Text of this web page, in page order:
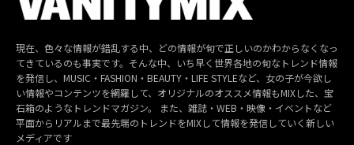
現在、色々な情報が錯乱する中、どの情報が旬で正しいのかわからなくなっ
てきているのも事実です。そんな中、いち早く世界各地の旬なトレンド情報
を発信し、MUSIC・FASHION・BEAUTY・LIFE STYLEなど、女の子が今欲し
い情報やコンテンツを網羅して、オリジナルのオススメ情報もMIXした、宝
石箱のようなトレンドマガジン。 また、雑誌・WEB・映像・イベントなど
平面からリアルまで最先端のトレンドをMIXして情報を発信していく新しい
メディアです